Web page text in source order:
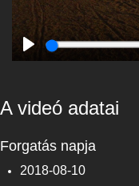
Play
A videó adatai
Forgatás napja
2018-08-10